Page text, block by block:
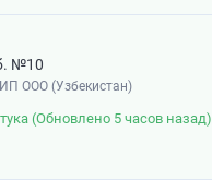
№10
ООО (Узбекистан)
(Обновлено 5 часов назад)